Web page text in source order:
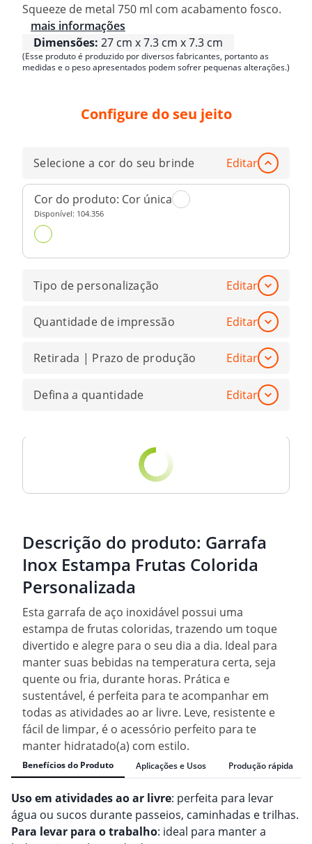
Squeeze de metal 750 ml com acabamento fosco.
mais informações
Dimensões: 27 cm x 7.3 cm x 7.3 cm
(Esse produto é produzido por diversos fabricantes, portanto as
medidas e o peso apresentados podem sofrer pequenas alterações.)
Configure do seu jeito
Selecione a cor do seu brinde Editar
Cor do produto: Cor única
Disponível: 104.356
Tipo de personalização Editar
Quantidade de impressão Editar
Retirada | Prazo de produção Editar
Defina a quantidade Editar
Descrição do produto: Garrafa
Inox Estampa Frutas Colorida
Personalizada
Esta garrafa de aço inoxidável possui uma
estampa de frutas coloridas, trazendo um toque
divertido e alegre para o seu dia a dia. Ideal para
manter suas bebidas na temperatura certa, seja
quente ou fria, durante horas. Prática e
sustentável, é perfeita para te acompanhar em
todas as atividades ao ar livre. Leve, resistente e
fácil de limpar, é o acessório perfeito para te
manter hidratado(a) com estilo.
Benefícios do Produto Aplicações e Usos Produção rápida
Uso em atividades ao ar livre: perfeita para levar
água ou sucos durante passeios, caminhadas e trilhas.
Para levar para o trabalho: ideal para manter a